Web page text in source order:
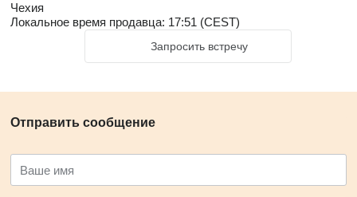
Чехия
Локальное время продавца: 17:51 (CEST)
Запросить встречу
Отправить сообщение